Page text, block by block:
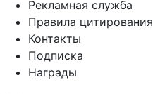
Рекламная служба
Правила цитирования
Контакты
Подписка
Награды